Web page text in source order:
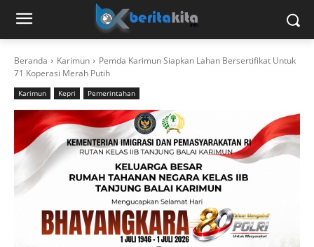
Beranda Karimun
Pemda Karimun Siapkan Lahan Bersertifikat Untuk
71 Koperasi Merah Putih
Karimun Kepri Pemerintahan